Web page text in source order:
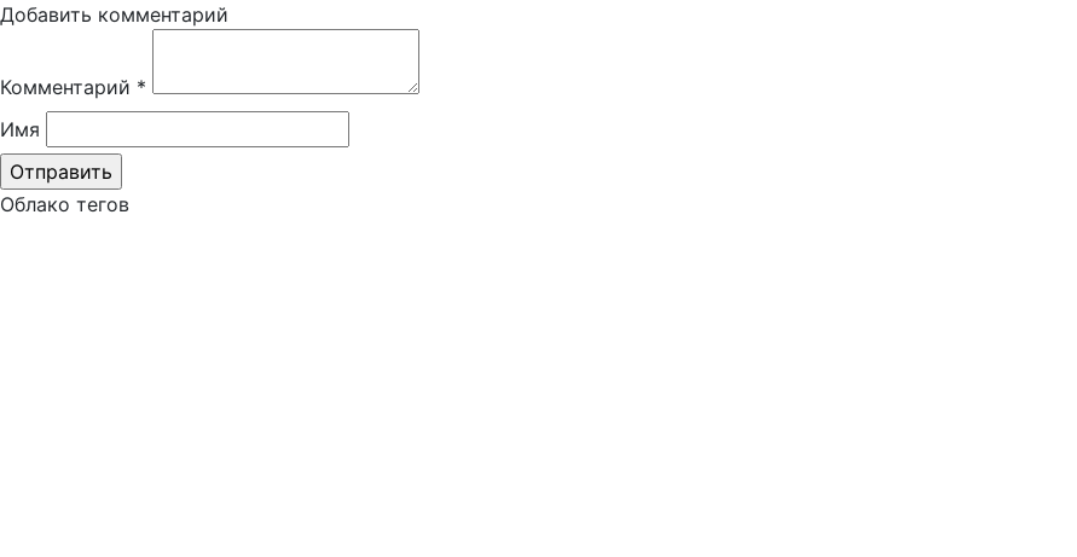
Добавить комментарий
Комментарий *
Имя
Облако тегов